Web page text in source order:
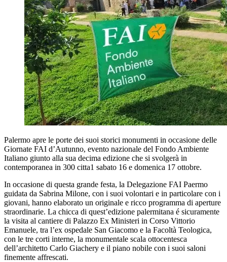
Palermo apre le porte dei suoi storici monumenti in occasione delle
Giornate FAI d’Autunno, evento nazionale del Fondo Ambiente
Italiano giunto alla sua decima edizione che si svolgerà in
contemporanea in 300 citta1 sabato 16 e domenica 17 ottobre.
In occasione di questa grande festa, la Delegazione FAI Paermo
guidata da Sabrina Milone, con i suoi volontari e in particolare con i
giovani, hanno elaborato un originale e ricco programma di aperture
straordinarie. La chicca di quest’edizione palermitana é sicuramente
la visita al cantiere di Palazzo Ex Ministeri in Corso Vittorio
Emanuele, tra l’ex ospedale San Giacomo e la Facoltà Teologica,
con le tre corti interne, la monumentale scala ottocentesca
dell’architetto Carlo Giachery e il piano nobile con i suoi saloni
finemente affrescati.